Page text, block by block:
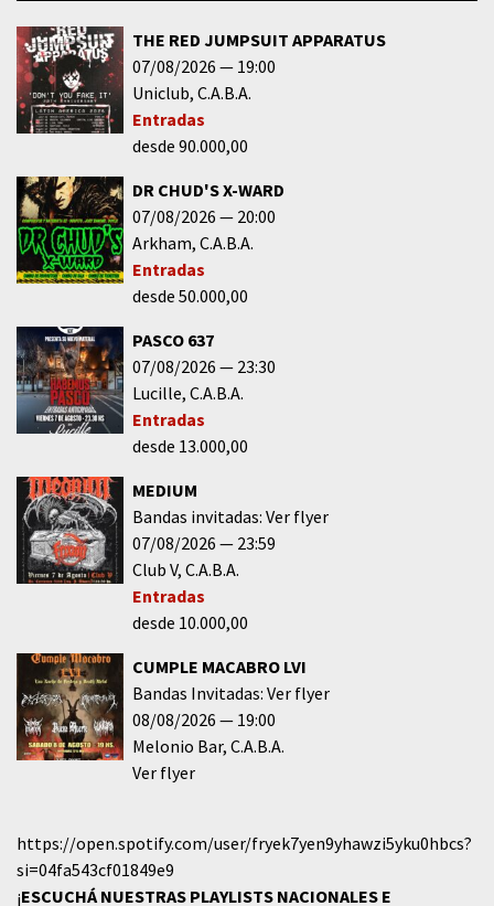
THE RED JUMPSUIT APPARATUS
07/08/2026
19:00
Uniclub C.A.B.A.
Entradas
desde 90.000,00
DR CHUD'S X-WARD
07/08/2026
20:00
Arkham C.A.B.A.
Entradas
desde 50.000,00
PASCO 637
07/08/2026
23:30
Lucille C.A.B.A.
Entradas
desde 13.000,00
MEDIUM
Bandas invitadas: Ver flyer
07/08/2026
23:59
Club V C.A.B.A.
Entradas
desde 10.000,00
CUMPLE MACABRO LVI
Bandas Invitadas: Ver flyer
08/08/2026
19:00
Melonio Bar C.A.B.A.
Ver flyer
https://open.spotify.com/user/fryek7yen9yhawzi5yku0hbcs?
si=04fa543cf01849e9
¡ESCUCHÁ NUESTRAS PLAYLISTS NACIONALES E